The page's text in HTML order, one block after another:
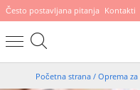
Često postavljana pitanja Kontakti
Početna strana / Oprema